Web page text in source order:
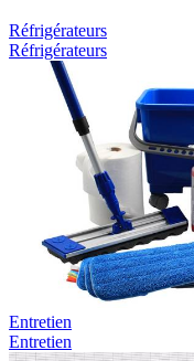
Réfrigérateurs
Réfrigérateurs
Entretien
Entretien